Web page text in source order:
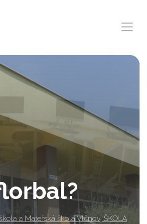
a Mateřská škola Vlčnov, ŠKOLA